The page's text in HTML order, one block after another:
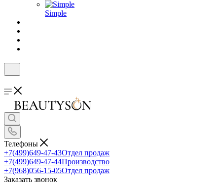
Simple
Телефоны
+7(499)649-47-43Отдел продаж
+7(499)649-47-44Производство
+7(968)056-15-05Отдел продаж
Заказать звонок